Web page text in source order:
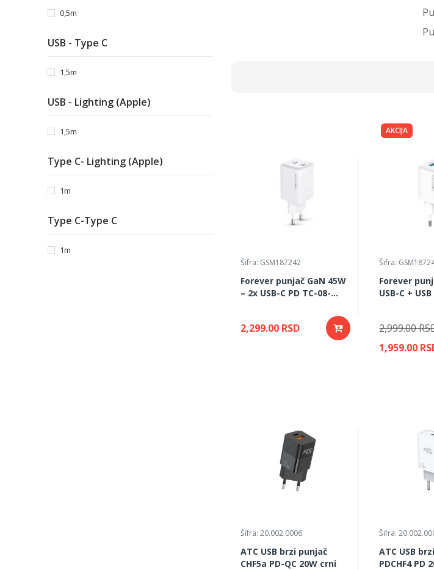
0,5m
USB - Type C
1,5m
USB - Lighting (Apple)
1,5m
Type C- Lighting (Apple)
1m
Type C-Type C
1m
Šifra: GSM187242
Forever punjač GaN 45W
– 2x USB-C PD TC-08-
2,299.00 RSD
AKCIJA
Šifra:
Forever
USB-C +
2,999.00
1,959.00
Šifra: 20.002.0006
ATC USB brzi punjač
CHF5a PD-QC 20W crni
Šifra:
ATC USB
PDCHF4 PD